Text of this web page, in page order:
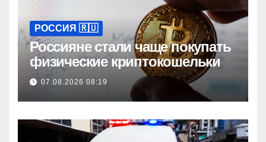
РОССИЯ 🇷🇺
Россияне стали чаще покупать
физические криптокошельки
07.08.2026 08:19